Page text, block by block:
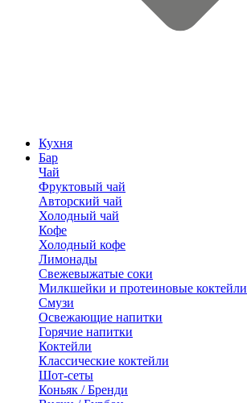
Кухня
Бар
Чай
Фруктовый чай
Авторский чай
Холодный чай
Кофе
Холодный кофе
Лимонады
Свежевыжатые соки
Милкшейки и протеиновые коктейли
Смузи
Освежающие напитки
Горячие напитки
Коктейли
Классические коктейли
Шот-сеты
Коньяк / Бренди